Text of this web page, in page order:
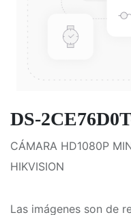
DS-
CÁMARA HD1080P
HIKVISION
Las imágenes son de